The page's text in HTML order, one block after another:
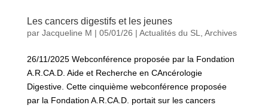
Les cancers digestifs et les jeunes
par Jacqueline M | 05/01/26 | Actualités du SL Archives
26/11/2025 Webconférence proposée par la Fondation
A.R.CA.D. Aide et Recherche en CAncérologie
Digestive. Cette cinquième webconférence proposée
par la Fondation A.R.CA.D. portait sur les cancers